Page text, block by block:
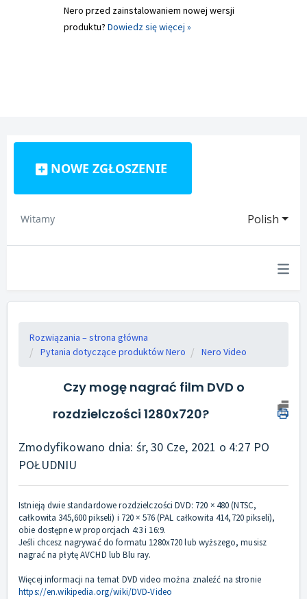
Nero przed zainstalowaniem nowej wersji
produktu? Dowiedz się więcej »
NOWE ZGŁOSZENIE
Polish
Witamy
Rozwiązania – strona główna
Pytania dotyczące produktów Nero
Nero Video
Czy mogę nagrać film DVD o
rozdzielczości 1280x720?
Zmodyfikowano dnia: śr, 30 Cze, 2021 o 4:27 PO
POŁUDNIU
Istnieją dwie standardowe rozdzielczości DVD: 720 × 480 (NTSC,
całkowita 345,600 pikseli) i 720 × 576 (PAL całkowita 414,720 pikseli),
obie dostępne w proporcjach 4:3 i 16:9.
Jeśli chcesz nagrywać do formatu 1280x720 lub wyższego, musisz
nagrać na płytę AVCHD lub Blu ray.
Więcej informacji na temat DVD video można znaleźć na stronie
https://en.wikipedia.org/wiki/DVD-Video